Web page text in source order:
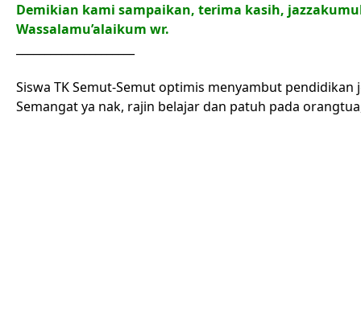
Demikian kami sampaikan, terima kasih,
Wassalamu’alaikum wr.
Siswa TK Semut-Semut optimis menyambut pendidikan
Semangat ya nak, rajin belajar dan patuh pada